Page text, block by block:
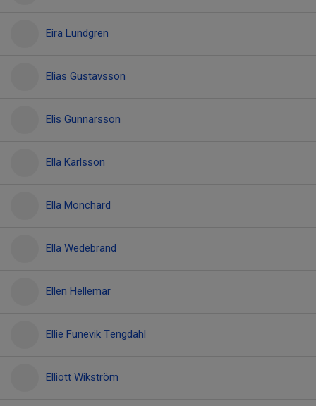
Eira Lundgren
Elias Gustavsson
Elis Gunnarsson
Ella Karlsson
Ella Monchard
Ella Wedebrand
Ellen Hellemar
Ellie Funevik Tengdahl
Elliott Wikström